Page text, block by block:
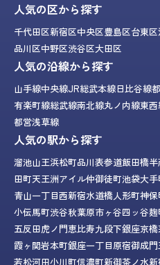
人気の区から探す
千代田区新宿区中央区豊島区台東区
品川区中野区渋谷区大田区
人気の沿線から探す
山手線中央線JR総武本線日比谷線
有楽町線総武線南北線丸ノ内線東
都営浅草線
人気の駅から探す
溜池山王浜松町品川表参道飯田橋
田町天王洲アイル仲御徒町池袋大手
青山一丁目西新宿水道橋人形町神保
小伝馬町渋谷秋葉原市ヶ谷四ッ谷麹
五反田虎ノ門恵比寿九段下銀座京橋
霞ヶ関岩本町銀座一丁目原宿御成門
若松河田小川町信濃町新御茶ノ水